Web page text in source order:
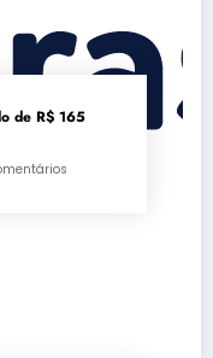
de R$ 165